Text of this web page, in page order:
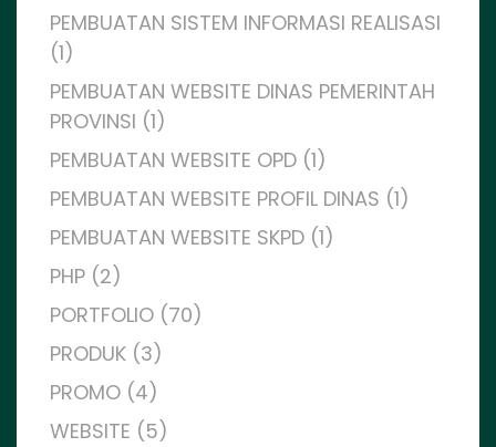
PEMBUATAN SISTEM INFORMASI REALISASI
(1)
PEMBUATAN WEBSITE DINAS PEMERINTAH
PROVINSI (1)
PEMBUATAN WEBSITE OPD (1)
PEMBUATAN WEBSITE PROFIL DINAS (1)
PEMBUATAN WEBSITE SKPD (1)
PHP (2)
PORTFOLIO (70)
PRODUK (3)
PROMO (4)
WEBSITE (5)